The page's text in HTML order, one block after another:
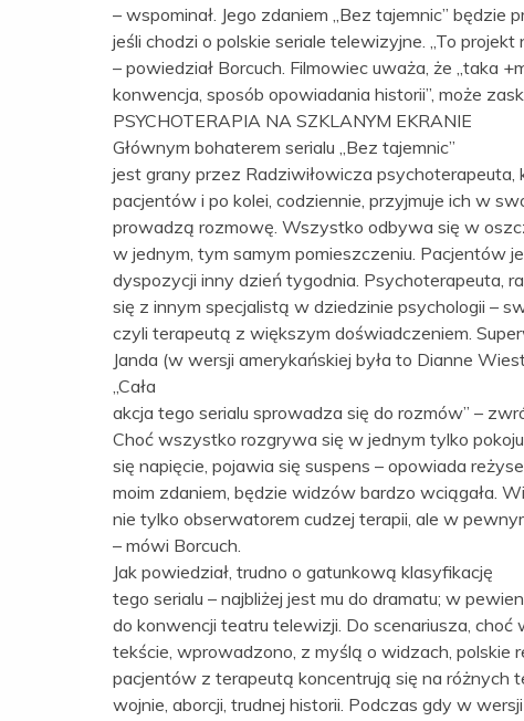
– wspominał. Jego zdaniem „Bez tajemnic” będzie
jeśli chodzi o polskie seriale telewizyjne. „To projekt
– powiedział Borcuch. Filmowiec uważa, że „taka
konwencja, sposób opowiadania historii”, może
PSYCHOTERAPIA NA SZKLANYM EKRANIE
Głównym bohaterem serialu „Bez tajemnic”
jest grany przez Radziwiłowicza psychoterapeuta,
pacjentów i po kolei, codziennie, przyjmuje ich w
prowadzą rozmowę. Wszystko odbywa się w
w jednym, tym samym pomieszczeniu. Pacjentów
dyspozycji inny dzień tygodnia. Psychoterapeuta,
się z innym specjalistą w dziedzinie psychologii –
czyli terapeutą z większym doświadczeniem.
Janda (w wersji amerykańskiej była to Dianne
„Cała
akcja tego serialu sprowadza się do rozmów” –
Choć wszystko rozgrywa się w jednym tylko
się napięcie, pojawia się suspens – opowiada
moim zdaniem, będzie widzów bardzo wciągała.
nie tylko obserwatorem cudzej terapii, ale w
– mówi Borcuch.
Jak powiedział, trudno o gatunkową klasyfikację
tego serialu – najbliżej jest mu do dramatu; w
do konwencji teatru telewizji. Do scenariusza,
tekście, wprowadzono, z myślą o widzach, polskie
pacjentów z terapeutą koncentrują się na różnych
wojnie, aborcji, trudnej historii. Podczas gdy w